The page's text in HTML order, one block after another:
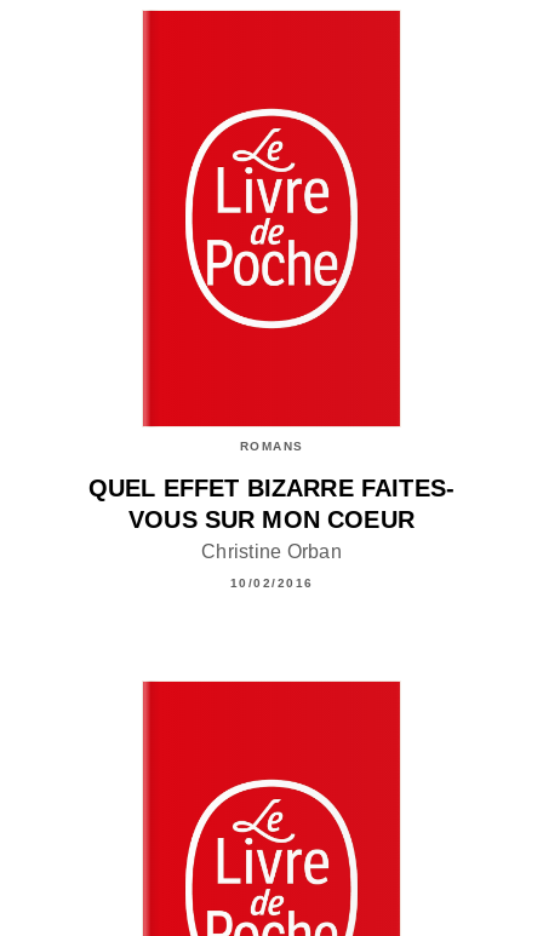
ROMANS
QUEL EFFET BIZARRE FAITES-
VOUS SUR MON COEUR
Christine Orban
10/02/2016